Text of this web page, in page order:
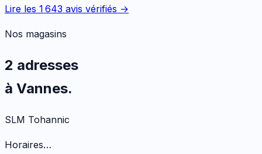
Lire les 1 643 avis vérifiés →
Nos magasins
2 adresses
à Vannes.
SLM Tohannic
Horaires…